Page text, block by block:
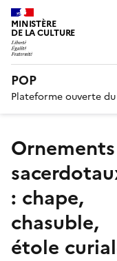
MINISTÈRE
DE LA CULTURE
POP
Plateforme ouverte
ornements
: chape,
chasuble,
étole